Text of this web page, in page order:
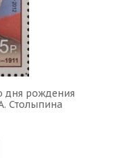
дня рождения
Столыпина